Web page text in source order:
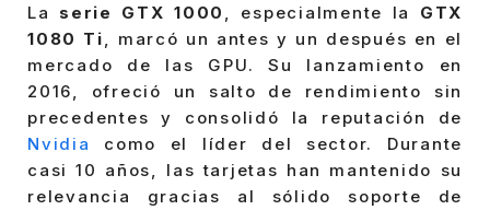
La serie GTX 1000 , especialmente la GTX
1080 Ti , marcó un antes y un después en el
mercado de las GPU. Su lanzamiento en
2016, ofreció un salto de rendimiento sin
precedentes y consolidó la reputación de
Nvidia
como el líder del sector. Durante
casi 10 años, las tarjetas han mantenido su
relevancia gracias al sólido soporte de